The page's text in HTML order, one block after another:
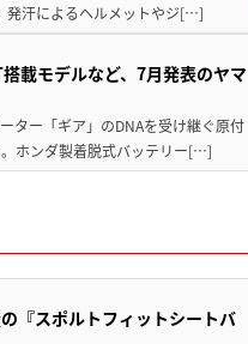
発汗によるヘルメットやジ[…]
載モデルなど、7月発表のヤマ
ター「ギア」のDNAを受け継ぐ原付
ホンダ製着脱式バッテリー[…]
『スポルトフィットシートバ